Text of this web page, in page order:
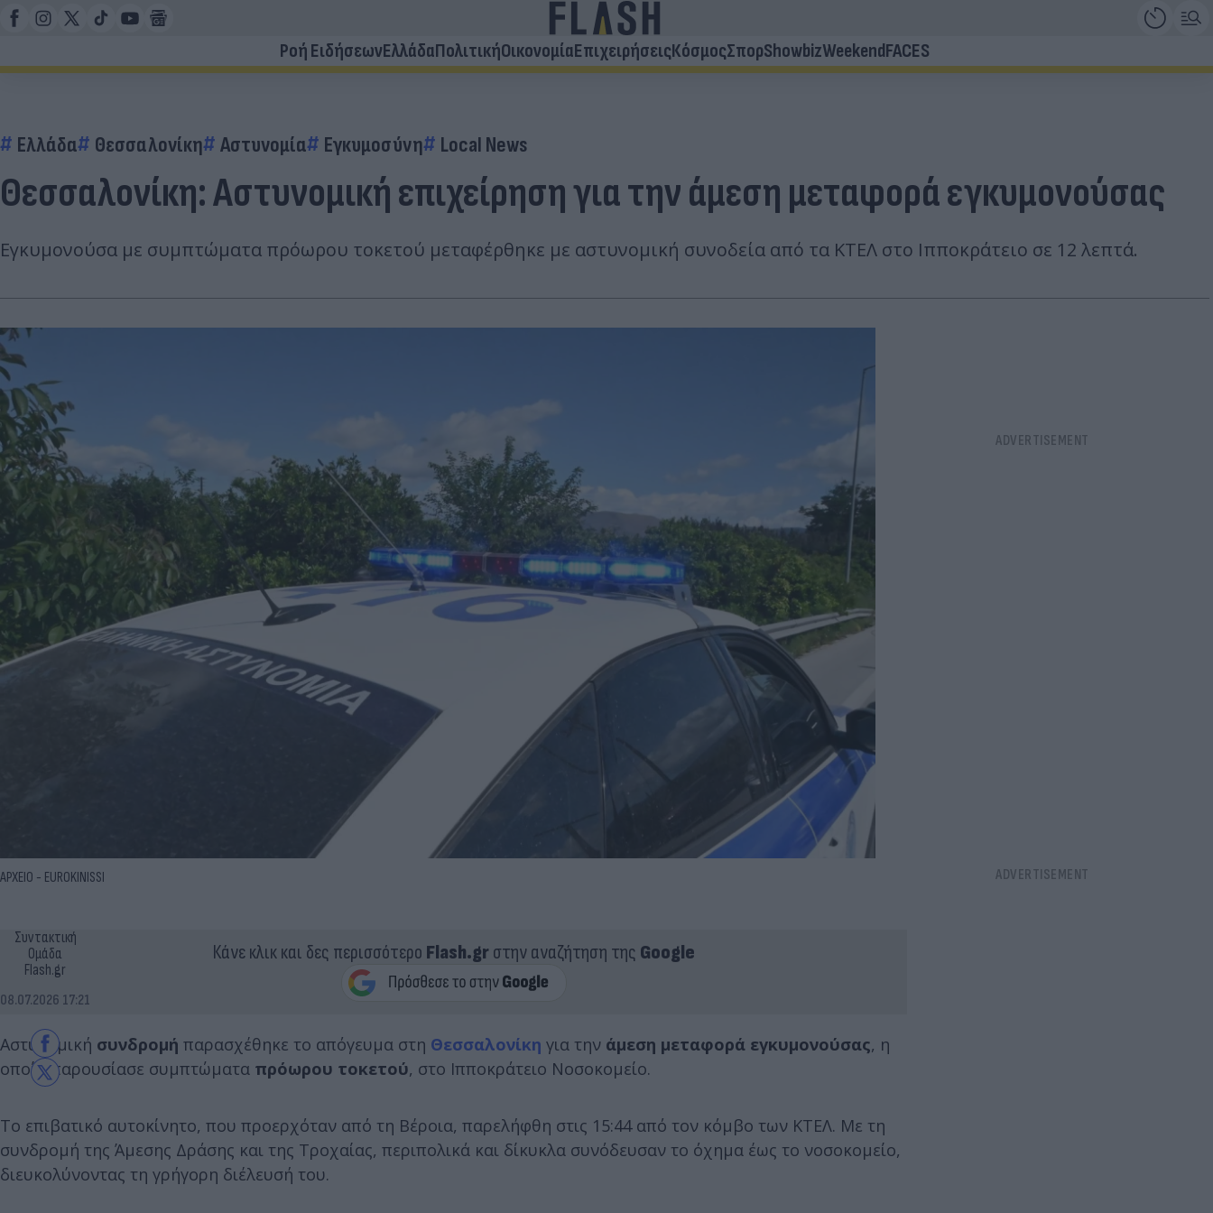
Ροή ΕιδήσεωνΕλλάδαΠολιτικήΟικονομίαΕπιχειρήσειςΚόσμοςΣπορShowbizWeekendFACES
Ελλάδα Θεσσαλονίκη Αστυνομία Εγκυμοσύνη Local News
Θεσσαλονίκη: Αστυνομική επιχείρηση για την άμεση μεταφορά εγκυμονούσας
Εγκυμονούσα με συμπτώματα πρόωρου τοκετού μεταφέρθηκε με αστυνομική συνοδεία από τα ΚΤΕΛ στο Ιπποκράτειο σε 12 λεπτά.
ΑΡΧΕΙΟ - EUROKINISSI
Συντακτική
Ομάδα
Flash.gr
08.07.2026 17:21
Κάνε κλικ και δες περισσότερο Flash.grστην αναζήτηση της Google
Αστυνομική συνδρομή παρασχέθηκε το απόγευμα στη Θεσσαλονίκη για την άμεση μεταφορά εγκυμονούσας, η
οποία παρουσίασε συμπτώματα πρόωρου τοκετού, στο Ιπποκράτειο Νοσοκομείο.
Το επιβατικό αυτοκίνητο, που προερχόταν από τη Βέροια, παρελήφθη στις 15:44 από τον κόμβο των ΚΤΕΛ. Με τη
συνδρομή της Άμεσης Δράσης και της Τροχαίας, περιπολικά και δίκυκλα συνόδευσαν το όχημα έως το νοσοκομείο,
διευκολύνοντας τη γρήγορη διέλευσή του.